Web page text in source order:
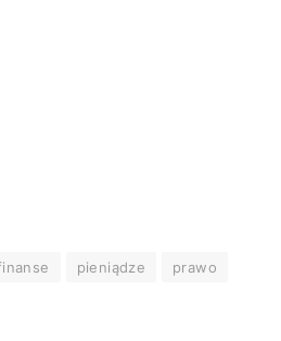
pieniądze
prawo